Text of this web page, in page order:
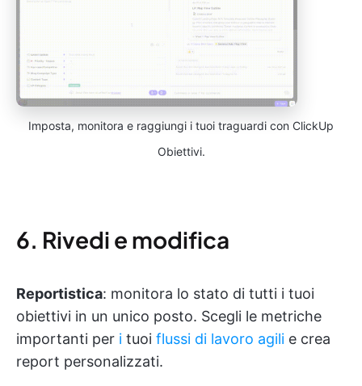
Imposta, monitora e raggiungi i tuoi traguardi con ClickUp
Obiettivi.
6. Rivedi e modifica
Reportistica: monitora lo stato di tutti i tuoi
obiettivi in un unico posto. Scegli le metriche
importanti per i tuoi flussi di lavoro agili e crea
report personalizzati.